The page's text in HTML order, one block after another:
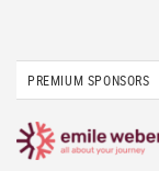
PREMIUM SPONSORS